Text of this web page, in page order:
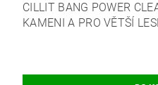
CILLIT BANG POWER
KAMENI A PRO VĚTŠÍ